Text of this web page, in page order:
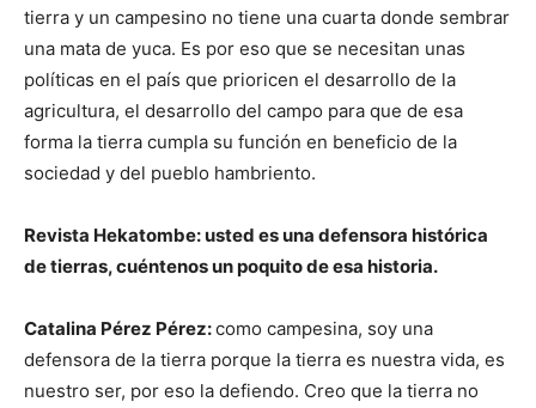
tierra y un campesino no tiene una cuarta donde sembrar
una mata de yuca. Es por eso que se necesitan unas
políticas en el país que prioricen el desarrollo de la
agricultura, el desarrollo del campo para que de esa
forma la tierra cumpla su función en beneficio de la
sociedad y del pueblo hambriento.
Revista Hekatombe: usted es una defensora histórica
de tierras, cuéntenos un poquito de esa historia.
Catalina Pérez Pérez:como campesina, soy una
defensora de la tierra porque la tierra es nuestra vida, es
nuestro ser, por eso la defiendo. Creo que la tierra no